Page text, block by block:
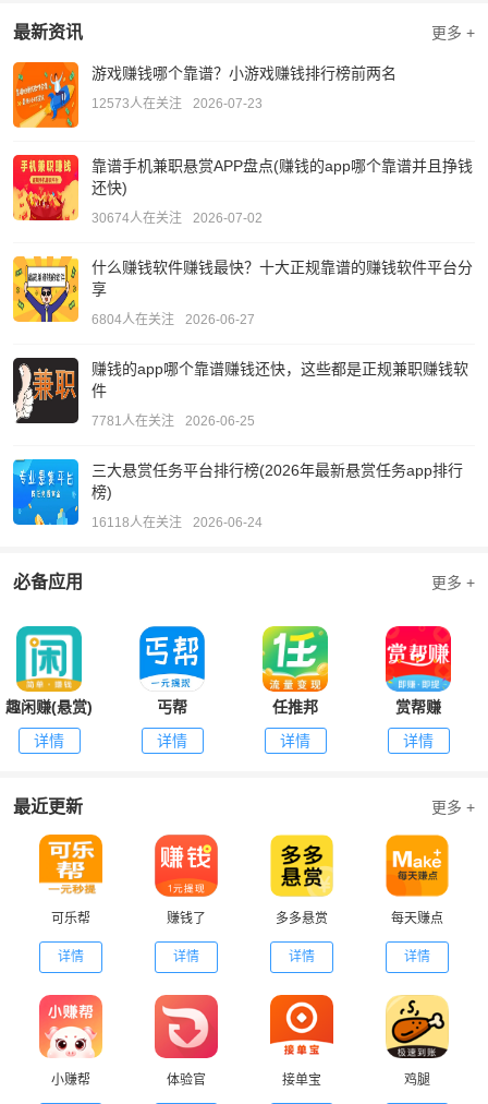
最新资讯 更多 +
游戏赚钱哪个靠谱？小游戏赚钱排行榜前两名
12573人在关注 2026-07-23
靠谱手机兼职悬赏APP盘点(赚钱的app哪个靠谱并且挣钱
还快)
30674人在关注 2026-07-02
什么赚钱软件赚钱最快？十大正规靠谱的赚钱软件平台分
享
6804人在关注 2026-06-27
赚钱的app哪个靠谱赚钱还快，这些都是正规兼职赚钱软
件
7781人在关注 2026-06-25
三大悬赏任务平台排行榜(2026年最新悬赏任务app排行
榜)
16118人在关注 2026-06-24
必备应用 更多 +
趣闲赚(悬赏)
详情
丐帮
详情
任推邦
详情
赏帮赚
详情
最近更新 更多 +
可乐帮
详情
赚钱了
详情
多多悬赏
详情
每天赚点
详情
小赚帮 体验官 接单宝 鸡腿